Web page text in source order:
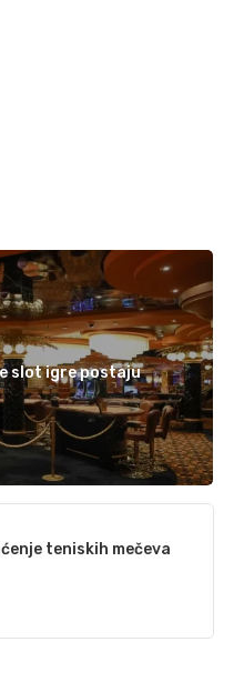
slot igre postaju
teniskih mečeva